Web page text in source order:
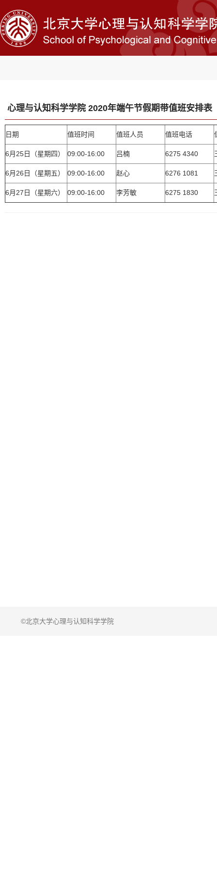
心理与认知科学学院 2020年端午节假期带值班安排表
日期 值班时间 值班人员 值班电话
6月25日（星期四） 09:00-16:00 吕楠 6275 4340
6月26日（星期五） 09:00-16:00 赵心 6276 1081
6月27日（星期六） 09:00-16:00 李芳敏 6275 1830
©北京大学心理与认知科学学院